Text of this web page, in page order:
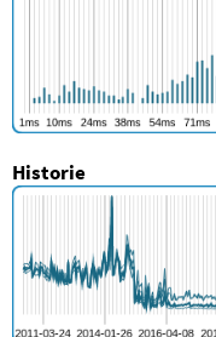
Historie